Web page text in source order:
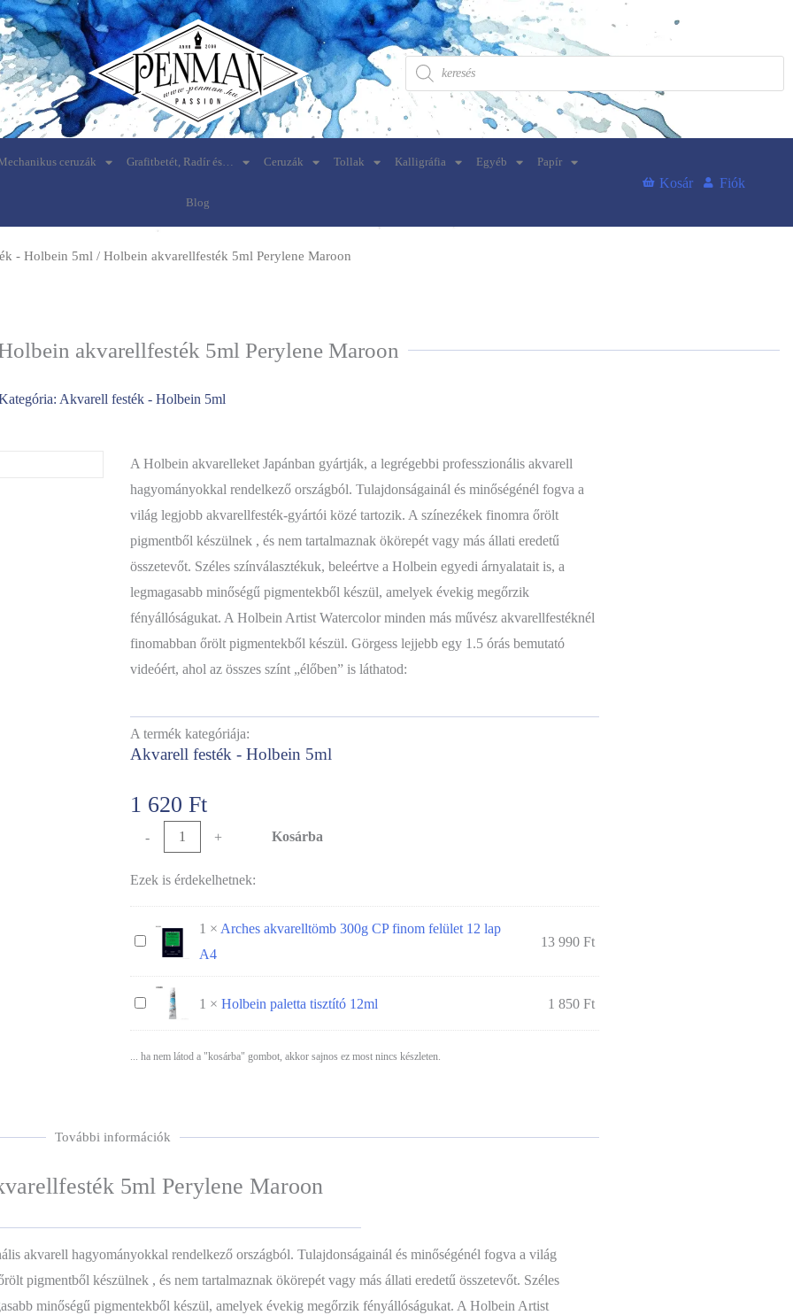
ceruzák Grafitbetét, Radír és… Ceruzák Tollak Kalligráfia Egyéb Papír
Blog
Kosár Fiók
- Holbein 5ml / Holbein akvarellfesték 5ml Perylene Maroon
akvarellfesték 5ml Perylene Maroon
Akvarell festék - Holbein 5ml
A Holbein akvarelleket Japánban gyártják, a legrégebbi professzionális akvarell
hagyományokkal rendelkező országból. Tulajdonságainál és minőségénél fogva a
világ legjobb akvarellfesték-gyártói közé tartozik. A színezékek finomra őrölt
pigmentből készülnek , és nem tartalmaznak ökörepét vagy más állati eredetű
összetevőt. Széles színválasztékuk, beleértve a Holbein egyedi árnyalatait is, a
legmagasabb minőségű pigmentekből készül, amelyek évekig megőrzik
fényállóságukat. A Holbein Artist Watercolor minden más művész akvarellfestéknél
finomabban őrölt pigmentekből készül. Görgess lejjebb egy 1.5 órás bemutató
videóért, ahol az összes színt „élőben” is láthatod:
A termék kategóriája:
Akvarell festék - Holbein 5ml
1 620 Ft
- + Kosárba
Ezek is érdekelhetnek:
Arches
300g
1 × Arches akvarelltömb 300g CP finom felület 12 lap
A4
13 990 Ft
Holbein
paletta
tisztító
1 × Holbein paletta tisztító 12ml 1 850 Ft
... ha nem látod a "kosárba" gombot, akkor sajnos ez most nincs készleten.
További információk
5ml Perylene Maroon
akvarell hagyományokkal rendelkező országból. Tulajdonságainál és minőségénél fogva a világ
pigmentből készülnek , és nem tartalmaznak ökörepét vagy más állati eredetű összetevőt. Széles
minőségű pigmentekből készül, amelyek évekig megőrzik fényállóságukat. A Holbein Artist